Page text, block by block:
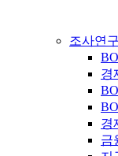
조사연구
경
경
금